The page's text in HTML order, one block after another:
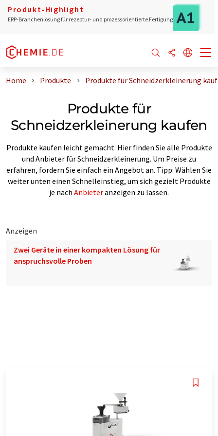
Produkt-Highlight
ERP-Branchenlösung für rezeptur- und prozessorientierte Fertigung
Home Produkte Produkte für Schneidzerkleinerung
Produkte für
Schneidzerkleinerung kaufen
Produkte kaufen leicht gemacht: Hier finden Sie alle Produkte
und Anbieter für Schneidzerkleinerung. Um Preise zu
erfahren, fordern Sie einfach ein Angebot an. Tipp: Wählen Sie
weiter unten einen Schnelleinstieg, um sich gezielt Produkte
je nach Anbieteranzeigen zu lassen.
Anzeigen
Zwei Geräte in einer kompakten Lösung für
anspruchsvolle Proben